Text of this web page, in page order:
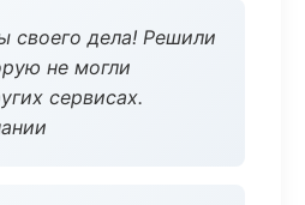
своего дела! Решили
не могли
сервисах.